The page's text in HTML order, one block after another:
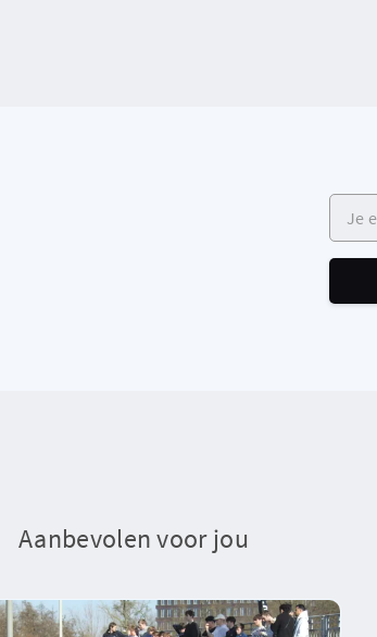
Je e-
Aanbevolen voor jou